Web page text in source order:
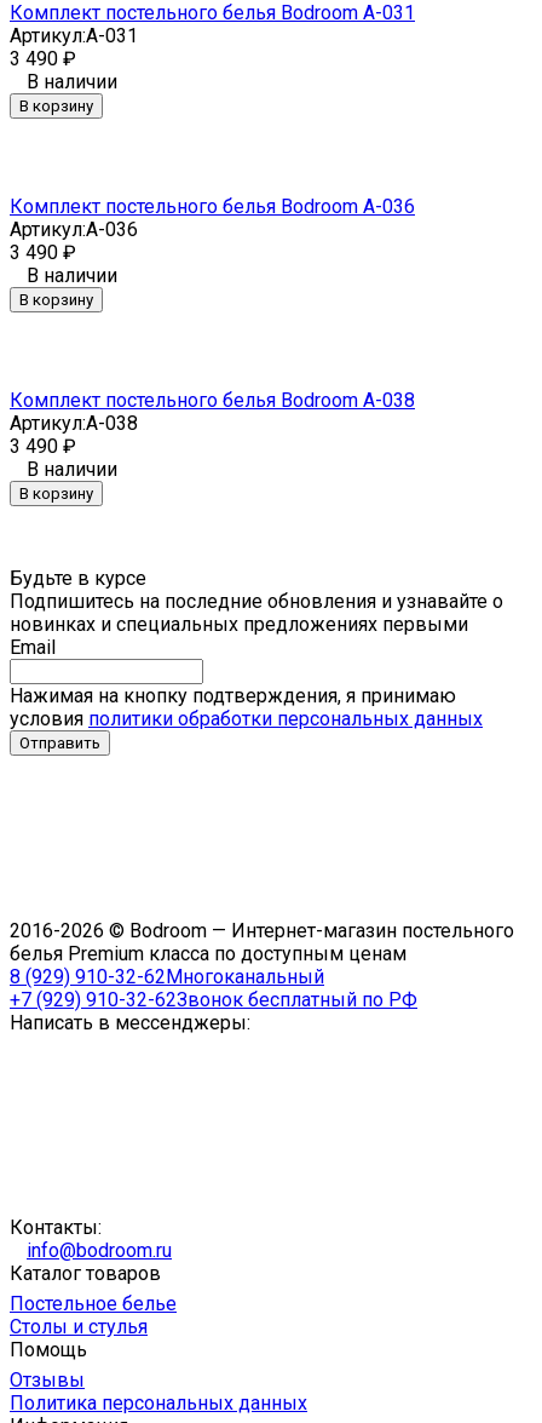
Комплект постельного белья Bodroom A-031
Артикул:A-031
3 490 ₽
В наличии
В корзину
Комплект постельного белья Bodroom A-036
Артикул:A-036
3 490 ₽
В наличии
В корзину
Комплект постельного белья Bodroom A-038
Артикул:A-038
3 490 ₽
В наличии
В корзину
Будьте в курсе
Подпишитесь на последние обновления и узнавайте о
новинках и специальных предложениях первыми
Email
Нажимая на кнопку подтверждения, я принимаю
условия политики обработки персональных данных
2016-2026 © Bodroom — Интернет-магазин постельного
белья Premium класса по доступным ценам
8 (929) 910-32-62 Многоканальный
+7 (929) 910-32-62Звонок бесплатный по РФ
Написать в мессенджеры:
Контакты:
info@bodroom.ru
Каталог товаров
Постельное белье
Столы и стулья
Помощь
Отзывы
Политика персональных данных